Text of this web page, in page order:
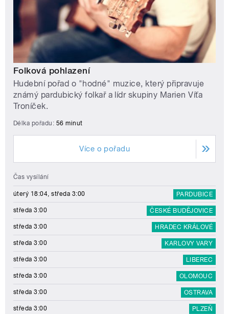
Folková pohlazení
Hudební pořad o "hodné" muzice, který připravuje
známý pardubický folkař a lídr skupiny Marien Víťa
Troníček.
Délka pořadu: 56 minut
Více o pořadu
Čas vysílání
úterý 18:04, středa 3:00 PARDUBICE
středa 3:00 ČESKÉ BUDĚJOVICE
středa 3:00 HRADEC KRÁLOVÉ
středa 3:00 KARLOVY VARY
středa 3:00 LIBEREC
středa 3:00 OLOMOUC
středa 3:00 OSTRAVA
středa 3:00 PLZEŇ